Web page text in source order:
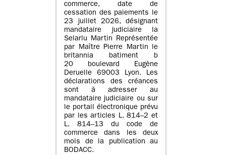
commerce, date de
cessation des paiements le
23 juillet 2026, désignant
mandataire judiciaire la
Selarlu Martin Représentée
par Maître Pierre Martin le
britannia batiment b
20 boulevard Eugène
Deruelle 69003 Lyon. Les
déclarations des créances
sont à adresser au
mandataire judiciaire ou sur
le portail électronique prévu
par les articles L. 814–2 et
L. 814–13 du code de
commerce dans les deux
mois de la publication au
BODACC.